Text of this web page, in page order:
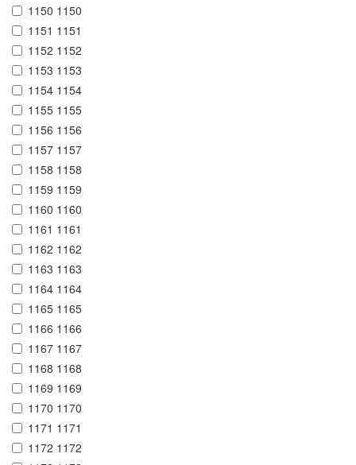
1150 1150
1151 1151
1152 1152
1153 1153
1154 1154
1155 1155
1156 1156
1157 1157
1158 1158
1159 1159
1160 1160
1161 1161
1162 1162
1163 1163
1164 1164
1165 1165
1166 1166
1167 1167
1168 1168
1169 1169
1170 1170
1171 1171
1172 1172